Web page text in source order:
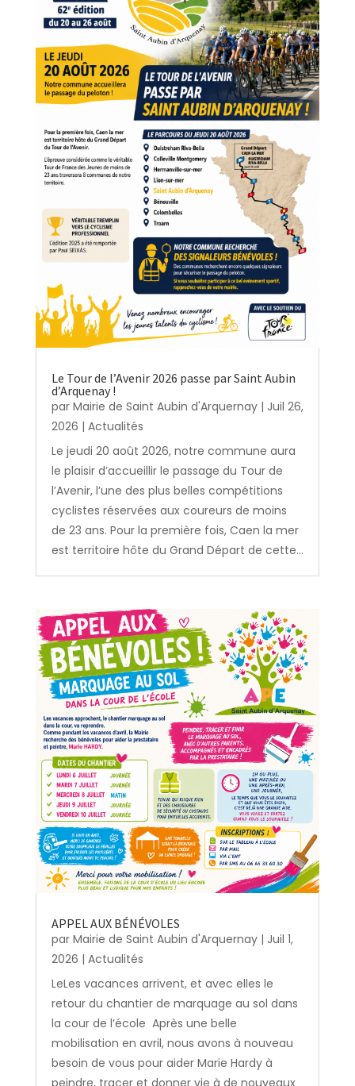
Le Tour de l’Avenir 2026 passe par Saint Aubin
d’Arquenay !
par Mairie de Saint Aubin d'Arquernay| Juil 26,
2026 | Actualités
Le jeudi 20 août 2026, notre commune aura
le plaisir d’accueillir le passage du Tour de
l’Avenir, l’une des plus belles compétitions
cyclistes réservées aux coureurs de moins
de 23 ans. Pour la première fois, Caen la mer
est territoire hôte du Grand Départ de cette...
APPEL AUX BÉNÉVOLES
par Mairie de Saint Aubin d'Arquernay| Juil 1,
2026 | Actualités
LeLes vacances arrivent, et avec elles le
retour du chantier de marquage au sol dans
la cour de l’école Après une belle
mobilisation en avril, nous avons à nouveau
besoin de vous pour aider Marie Hardy à